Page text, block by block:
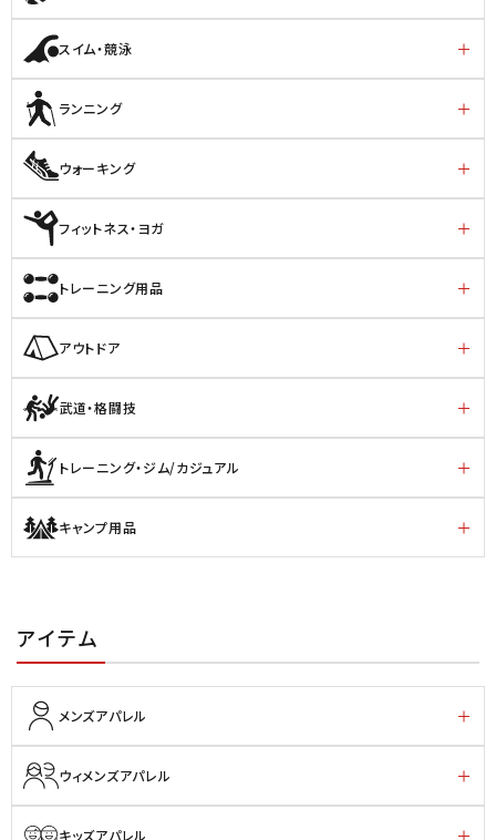
スイム・競泳
ランニング
ウォーキング
フィットネス・ヨガ
トレーニング用品
アウトドア
武道・格闘技
トレーニング・ジム/カジュアル
キャンプ用品
アイテム
メンズアパレル
ウィメンズアパレル
キッズアパレル